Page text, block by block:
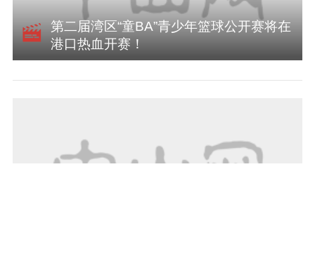
第二届湾区“童BA”青少年篮球公开赛将在
港口热血开赛！